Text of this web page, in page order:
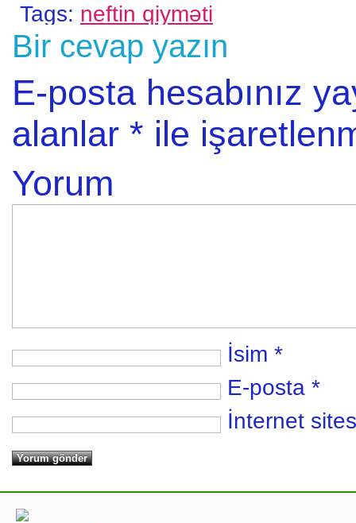
Tags: neftin qiyməti
Bir cevap yazın
E-posta hesabınız
alanlar * ile
Yorum
İsim *
E-posta *
İnternet